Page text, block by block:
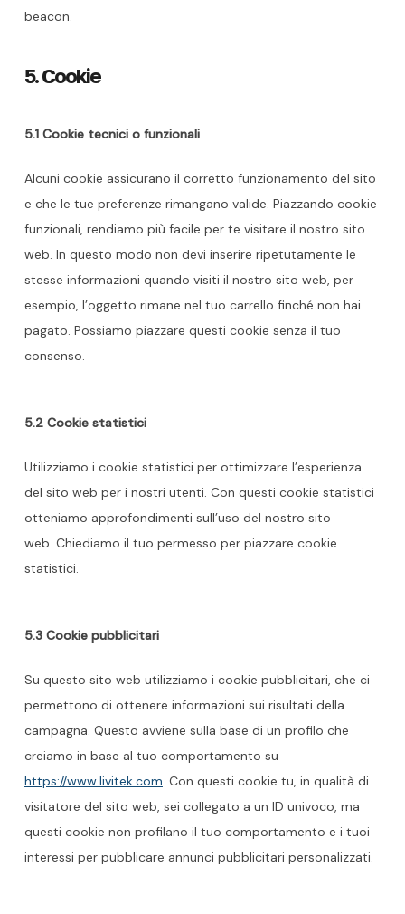
beacon.
5. Cookie
5.1 Cookie tecnici o funzionali
Alcuni cookie assicurano il corretto funzionamento del sito
e che le tue preferenze rimangano valide. Piazzando cookie
funzionali, rendiamo più facile per te visitare il nostro sito
web. In questo modo non devi inserire ripetutamente le
stesse informazioni quando visiti il nostro sito web, per
esempio, l’oggetto rimane nel tuo carrello finché non hai
pagato. Possiamo piazzare questi cookie senza il tuo
consenso.
5.2 Cookie statistici
Utilizziamo i cookie statistici per ottimizzare l’esperienza
del sito web per i nostri utenti. Con questi cookie statistici
otteniamo approfondimenti sull’uso del nostro sito
web. Chiediamo il tuo permesso per piazzare cookie
statistici.
5.3 Cookie pubblicitari
Su questo sito web utilizziamo i cookie pubblicitari, che ci
permettono di ottenere informazioni sui risultati della
campagna. Questo avviene sulla base di un profilo che
creiamo in base al tuo comportamento su
https://www.livitek.com. Con questi cookie tu, in qualità di
visitatore del sito web, sei collegato a un ID univoco, ma
questi cookie non profilano il tuo comportamento e i tuoi
interessi per pubblicare annunci pubblicitari personalizzati.